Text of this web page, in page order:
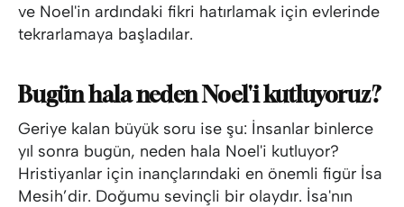
ve Noel'in ardındaki fikri hatırlamak için evlerinde
tekrarlamaya başladılar.
Bugün hala neden Noel'i kutluyoruz?
Geriye kalan büyük soru ise şu: İnsanlar binlerce
yıl sonra bugün, neden hala Noel'i kutluyor?
Hristiyanlar için inançlarındaki en önemli figür İsa
Mesih’dir. Doğumu sevinçli bir olaydır. İsa'nın